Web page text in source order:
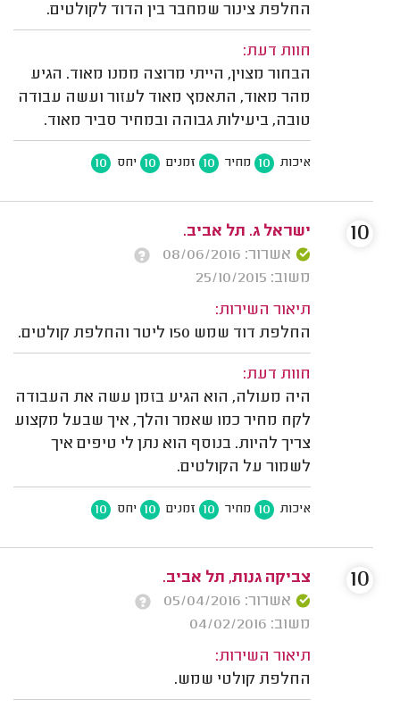
החלפת צינור שמחבר בין הדוד לקולטים.
חוות דעת:
הבחור מצוין, הייתי מרוצה ממנו מאוד. הגיע
מהר מאוד, התאמץ מאוד לעזור ועשה עבודה
טובה, ביעילות גבוהה ובמחיר סביר מאוד.
איכות 10 מחיר 10 זמנים 10 יחס 10
ישראל ג. תל אביב.
אשרור: 08/06/2016
משוב: 25/10/2015
תיאור השירות:
החלפת דוד שמש 150 ליטר והחלפת קולטים.
חוות דעת:
היה מעולה, הוא הגיע בזמן עשה את העבודה
לקח מחיר כמו שאמר והלך, איך שבעל מקצוע
צריך להיות. בנוסף הוא נתן לי טיפים איך
לשמור על הקולטים.
איכות 10 מחיר 10 זמנים 10 יחס 10
10
צביקה גנות, תל אביב.
אשרור: 05/04/2016
משוב: 04/02/2016
תיאור השירות:
החלפת קולטי שמש.
10